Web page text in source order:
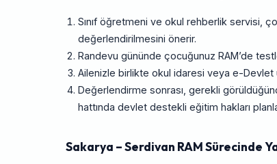
Sınıf öğretmeni ve okul rehberlik servisi,
değerlendirilmesini önerir.
Randevu gününde çocuğunuz RAM’de
Ailenizle birlikte okul idaresi veya e-Devlet
Değerlendirme sonrası, gerekli
hattında devlet destekli eğitim hakları
Sakarya – Serdivan RAM Sürecinde